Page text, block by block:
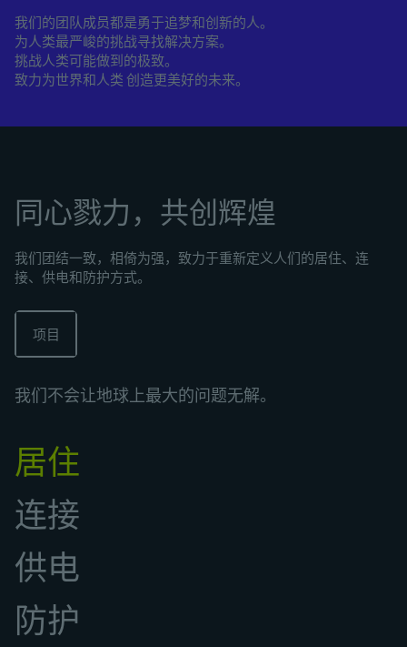
我们的团队成员都是勇于追梦和创新的人。
为人类最严峻的挑战寻找解决方案。
挑战人类可能做到的极致。
致力为世界和人类 创造更美好的未来。
同心戮力，共创辉煌
我们团结一致，相倚为强，致力于重新定义人们的居住、连
接、供电和防护方式。
项目
我们不会让地球上最大的问题无解。
居住
连接
供电
防护